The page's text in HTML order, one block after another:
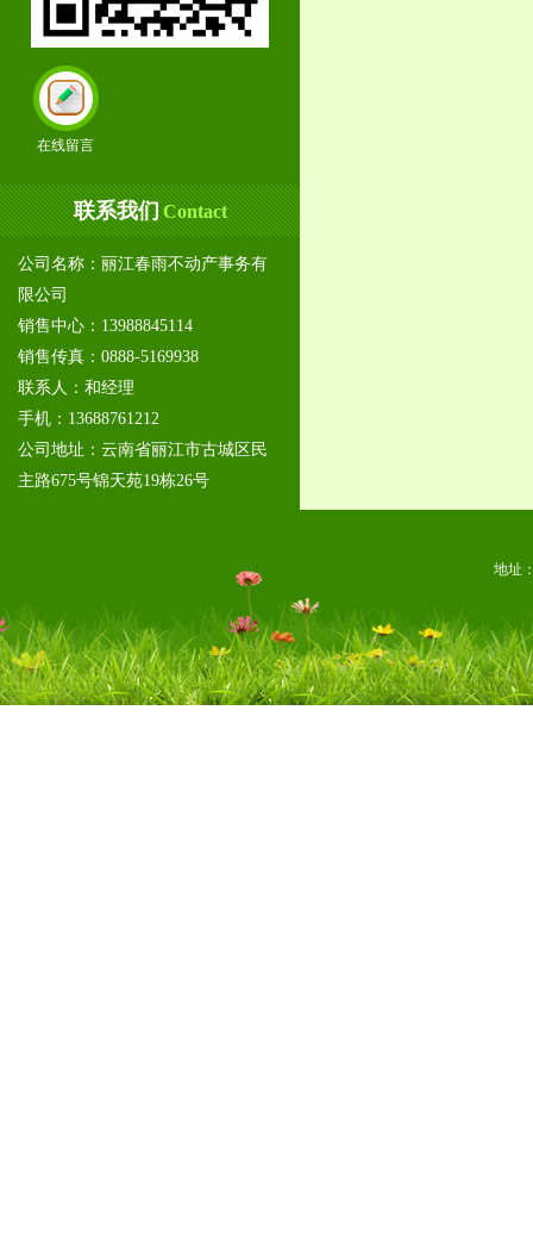
在线留言
联系我们Contact
公司名称：丽江春雨不动产事务有
限公司
销售中心：13988845114
销售传真：0888-5169938
联系人：和经理
手机：13688761212
公司地址：云南省丽江市古城区民
主路675号锦天苑19栋26号
地址